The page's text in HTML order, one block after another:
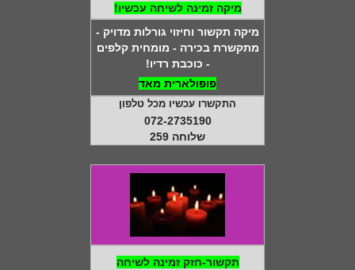
מיקה זמינה לשיחה עכשיו!
מיקה תקשור וחיזוי גורלות מדויק -
מתקשרת בכירה - מומחית קלפים
- כוכבת רדיו!
פופולארית מאד
התקשרו עכשיו מכל טלפון
072-2735190
שלוחה 259
תקשור-חזק זמינה לשיחה